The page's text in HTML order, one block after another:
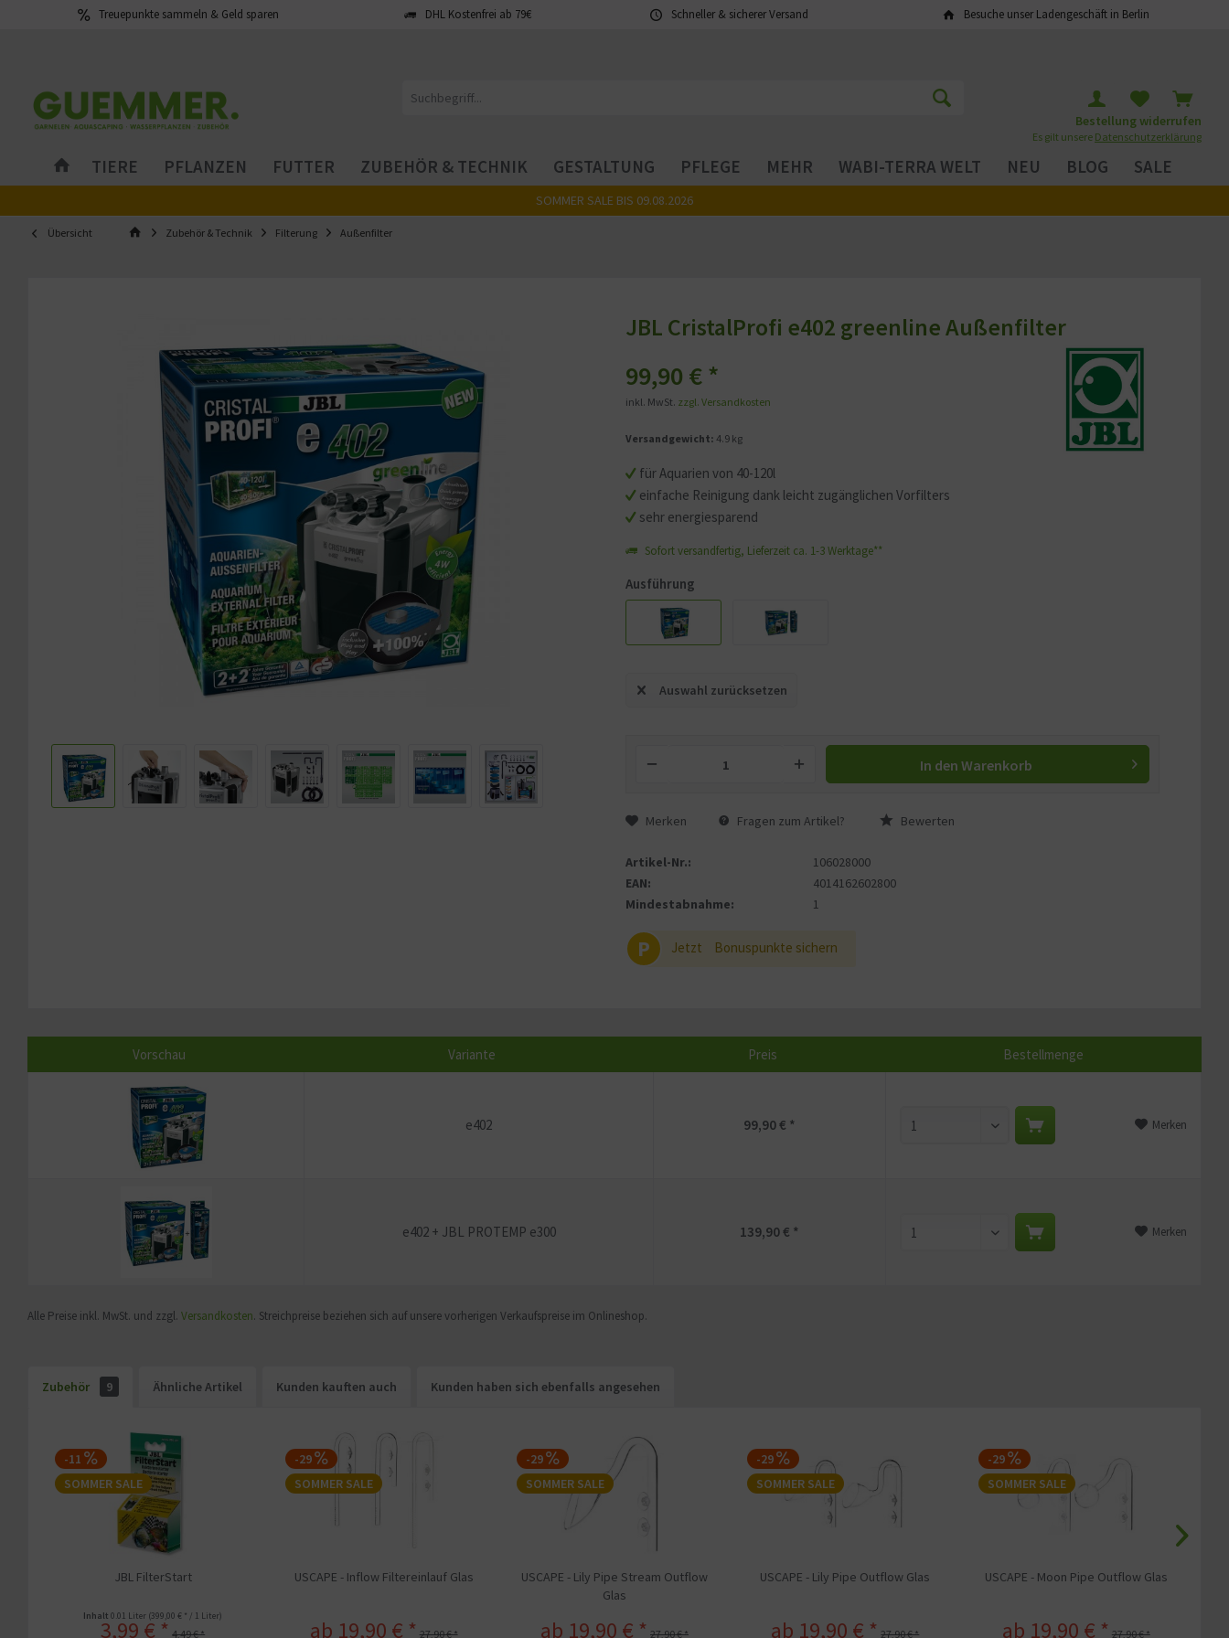
Treuepunkte sammeln & Geld sparen DHL Kostenfrei ab 79€ Schneller & sicherer Versand Besuche unser Ladengeschäft in Berlin
Bestellung widerrufen
Es gilt unsere Datenschutzerklärung
TIERE PFLANZEN FUTTER ZUBEHÖR & TECHNIK GESTALTUNG PFLEGE MEHR WABI-TERRA WELT NEU BLOG SALE
SOMMER SALE BIS 09.08.2026
Übersicht Zubehör & Technik Filterung Außenfilter
JBL CristalProfi e402 greenline Außenfilter
für Aquarien von 40-120l
einfache Reinigung dank leicht zugänglichen Vorfilters
sehr energiesparend
99,90 € *
inkl. MwSt. zzgl. Versandkosten
Versandgewicht: 4.9 kg
Sofort versandfertig, Lieferzeit ca. 1-3 Werktage**
Ausführung
Auswahl zurücksetzen
In den Warenkorb
Merken Fragen zum Artikel? Bewerten
Artikel-Nr.:
106028000
EAN:
4014162602800
Mindestabnahme:
1
P Jetzt Bonuspunkte sichern
Vorschau Variante Preis Bestellmenge
e402 99,90 € * Merken
e402 + JBL PROTEMP e300 139,90 € * Merken
Alle Preise inkl. MwSt. und zzgl. Versandkosten. Streichpreise beziehen sich auf unsere vorherigen Verkaufspreise im Onlineshop.
Zubehör 9 Ähnliche Artikel Kunden kauften auch Kunden haben sich ebenfalls angesehen
-11
SOMMER SALE
JBL FilterStart
Inhalt0.01 Liter (399,00 € * / 1 Liter)
3,99 € * 4,49 € *
-29
SOMMER SALE
USCAPE - Inflow Filtereinlauf Glas
ab 19,90 € * 27,90 € *
-29
SOMMER SALE
USCAPE - Lily Pipe Stream Outflow
Glas
ab 19,90 € * 27,90 € *
-29
SOMMER SALE
USCAPE - Lily Pipe Outflow Glas
ab 19,90 € * 27,90 € *
-29
SOMMER SALE
USCAPE - Moon Pipe Outflow Glas
ab 19,90 € * 27,90 € *